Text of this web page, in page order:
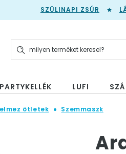
SZÜLINAPI ZSÚR
LUFI
ötletek Szemmaszk